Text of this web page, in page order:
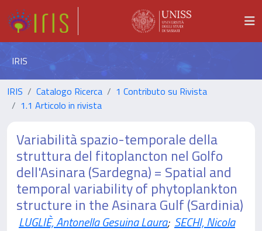
IRIS
IRIS Catalogo Ricerca
1 Contributo su Rivista
1.1 Articolo in rivista
Variabilità spazio-temporale della
struttura del fitoplancton nel Golfo
dell'Asinara (Sardegna) = Spatial and
temporal variability of phytoplankton
structure in the Asinara Gulf (Sardinia)
LUGLIÈ, Antonella Gesuina Laura; SECHI, Nicola